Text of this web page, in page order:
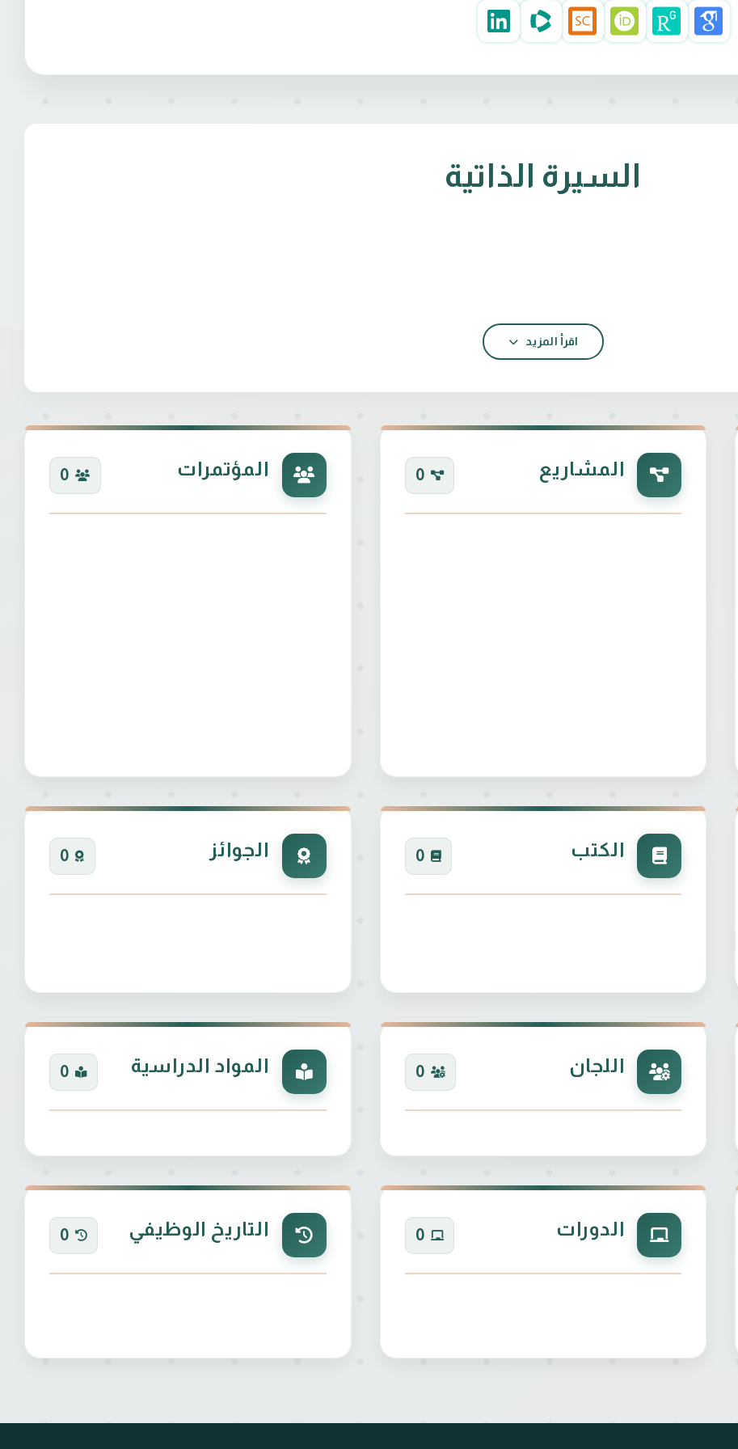
السيرة الذاتية
•بكالوريوس طب وجراحة عامة/ كلية الطب جامعة بابل 2006
الصحة العراقية في محافظة بابل/ مدينة مرجان الطبية التعليمية والعمل كرئيس وحدة فحص كثافة
•الحصول على شهادة دكتوراه في اختصاص فسلجة وتخطيط الدماغ والاعصاب 2021
اقرأ المزيد
المشاريع 0 المؤتمرات 0
الكتب 0 الجوائز 0
اللجان 0 المواد الدراسية 0
الدورات 0 التاريخ الوظيفي 0